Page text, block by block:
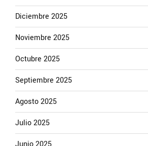
Diciembre 2025
Noviembre 2025
Octubre 2025
Septiembre 2025
Agosto 2025
Julio 2025